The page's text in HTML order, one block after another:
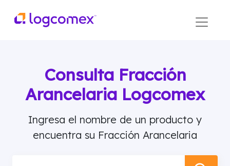
Consulta Fracción
Arancelaria Logcomex
Ingresa el nombre de un producto y
encuentra su Fracción Arancelaria